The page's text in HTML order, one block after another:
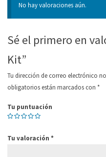
No hay valoraciones aún.
Sé el primero en
Kit”
Tu dirección de correo electrónico
obligatorios están marcados con *
Tu puntuación
Tu valoración *